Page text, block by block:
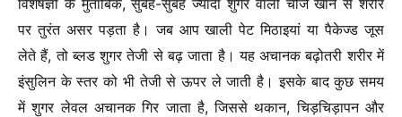
पर तुरंत असर पड़ता है। जब आप खाली पेट मिठाइयां या पैकेज्ड जूस
लेते हैं, तो ब्लड शुगर तेजी से बढ़ जाता है। यह अचानक बढ़ोतरी शरीर में
इंसुलिन के स्तर को भी तेजी से ऊपर ले जाती है। इसके बाद कुछ समय
में शुगर लेवल अचानक गिर जाता है, जिससे थकान, चिड़चिड़ापन और